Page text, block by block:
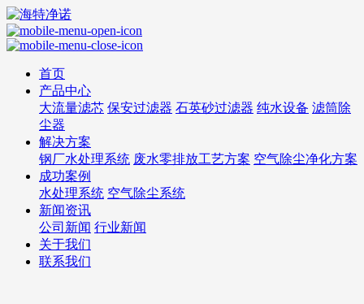
首页
产品中心
大流量滤芯 保安过滤器 石英砂过滤器 纯水设备 滤筒除
尘器
解决方案
钢厂水处理系统 废水零排放工艺方案 空气除尘净化方案
成功案例
水处理系统 空气除尘系统
新闻资讯
公司新闻 行业新闻
关于我们
联系我们